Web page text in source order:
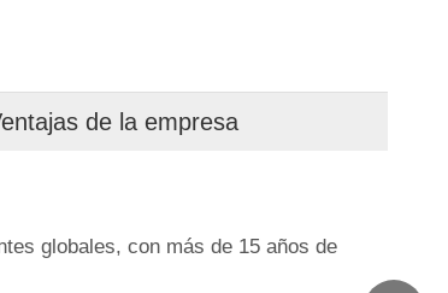
de la empresa
globales, con más de 15 años de